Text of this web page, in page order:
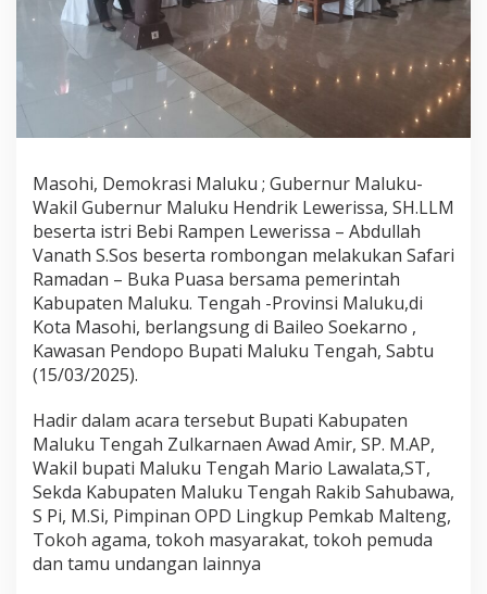
R
a
m
a
u
k
a
P
u
a
s
a
B
a
m
a
D
e
n
g
a
n
Masohi, Demokrasi Maluku ; Gubernur Maluku-
Wakil Gubernur Maluku Hendrik Lewerissa, SH.LLM
beserta istri Bebi Rampen Lewerissa – Abdullah
Vanath S.Sos beserta rombongan melakukan Safari
Ramadan – Buka Puasa bersama pemerintah
Kabupaten Maluku. Tengah -Provinsi Maluku,di
Kota Masohi, berlangsung di Baileo Soekarno ,
Kawasan Pendopo Bupati Maluku Tengah, Sabtu
(15/03/2025).
Hadir dalam acara tersebut Bupati Kabupaten
Maluku Tengah Zulkarnaen Awad Amir, SP. M.AP,
Wakil bupati Maluku Tengah Mario Lawalata,ST,
Sekda Kabupaten Maluku Tengah Rakib Sahubawa,
S Pi, M.Si, Pimpinan OPD Lingkup Pemkab Malteng,
Tokoh agama, tokoh masyarakat, tokoh pemuda
dan tamu undangan lainnya